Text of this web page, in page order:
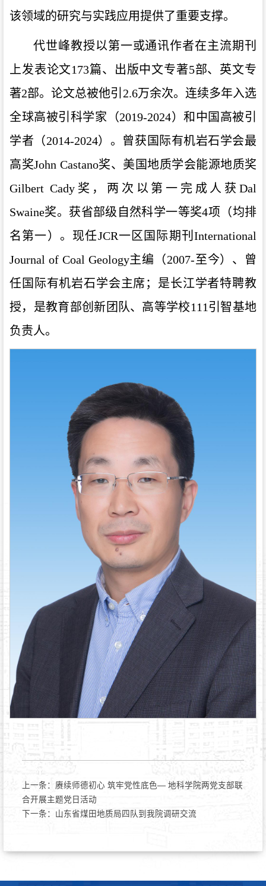
该领域的研究与实践应用提供了重要支撑。
代世峰教授以第一或通讯作者在主流期刊
上发表论文173篇、出版中文专著5部、英文专
著2部。论文总被他引2.6万余次。连续多年入选
全球高被引科学家（2019-2024）和中国高被引
学者（2014-2024）。曾获国际有机岩石学会最
高奖John Castano奖、美国地质学会能源地质奖
Gilbert Cady奖，两次以第一完成人获Dal
Swaine奖。获省部级自然科学一等奖4项（均排
名第一）。现任JCR一区国际期刊International
Journal of Coal Geology主编（2007-至今）、曾
任国际有机岩石学会主席；是长江学者特聘教
授，是教育部创新团队、高等学校111引智基地
负责人。
上一条： 赓续师德初心 筑牢党性底色— 地科学院两党支部联
合开展主题党日活动
下一条： 山东省煤田地质局四队到我院调研交流